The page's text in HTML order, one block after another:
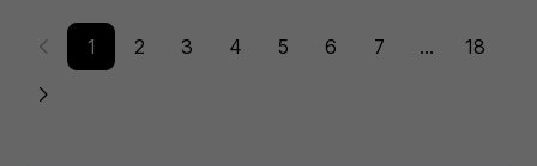
1 2 3 4 5 6 7 ... 18